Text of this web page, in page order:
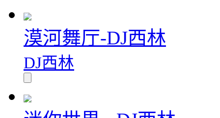
漠河舞厅-DJ西林
DJ西林